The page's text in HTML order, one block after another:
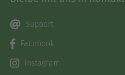
Support
Facebook
Instagram